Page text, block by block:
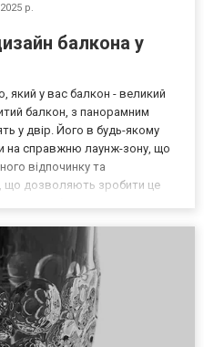
р.
балкона у
у вас балкон - великий
балкон, з панорамним
у двір. Його в будь-якому
на справжню лаунж-зону, що
відпочинку та
що дозволяють зробити це